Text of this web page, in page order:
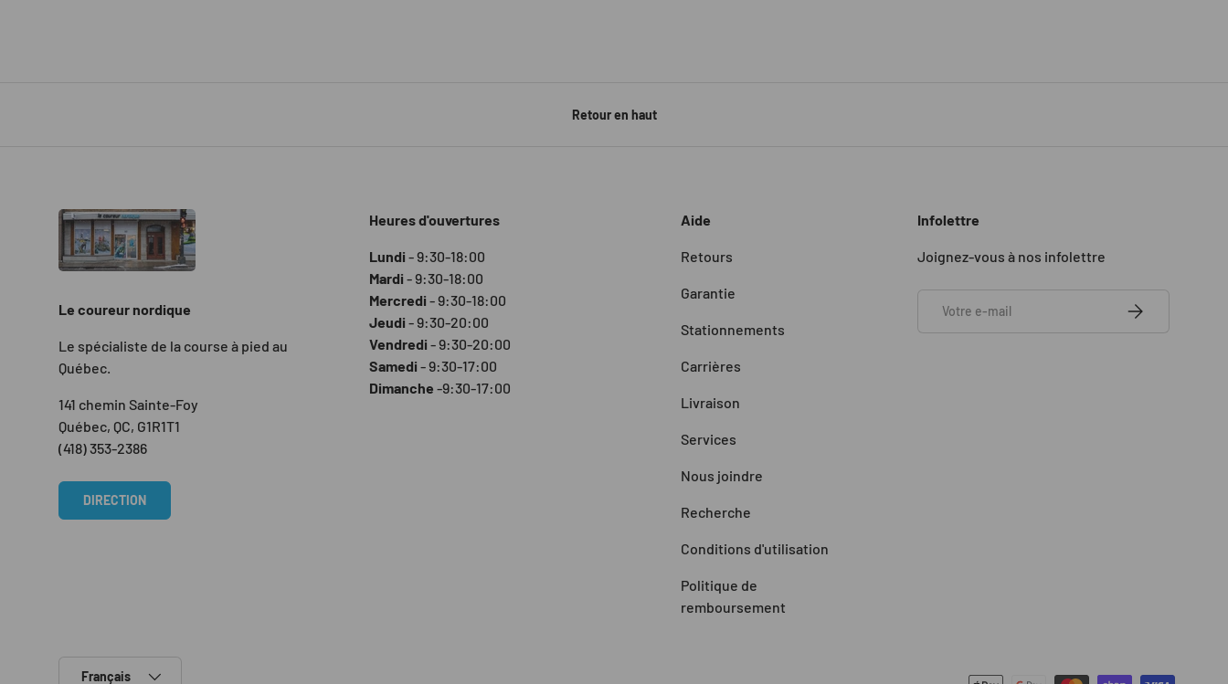
Retour en haut
Le coureur nordique
Le spécialiste de la course à pied au
Québec.
141 chemin Sainte-Foy
Québec, QC, G1R1T1
(418) 353-2386
DIRECTION
Heures d'ouvertures
Lundi - 9:30-18:00
Mardi - 9:30-18:00
Mercredi - 9:30-18:00
Jeudi - 9:30-20:00
Vendredi - 9:30-20:00
Samedi- 9:30-17:00
Dimanche -9:30-17:00
Aide
Retours
Garantie
Stationnements
Carrières
Livraison
Services
Nous joindre
Recherche
Conditions d'utilisation
Politique de
remboursement
Infolettre
Joignez-vous à nos infolettre
S’INSCRIRE
Français